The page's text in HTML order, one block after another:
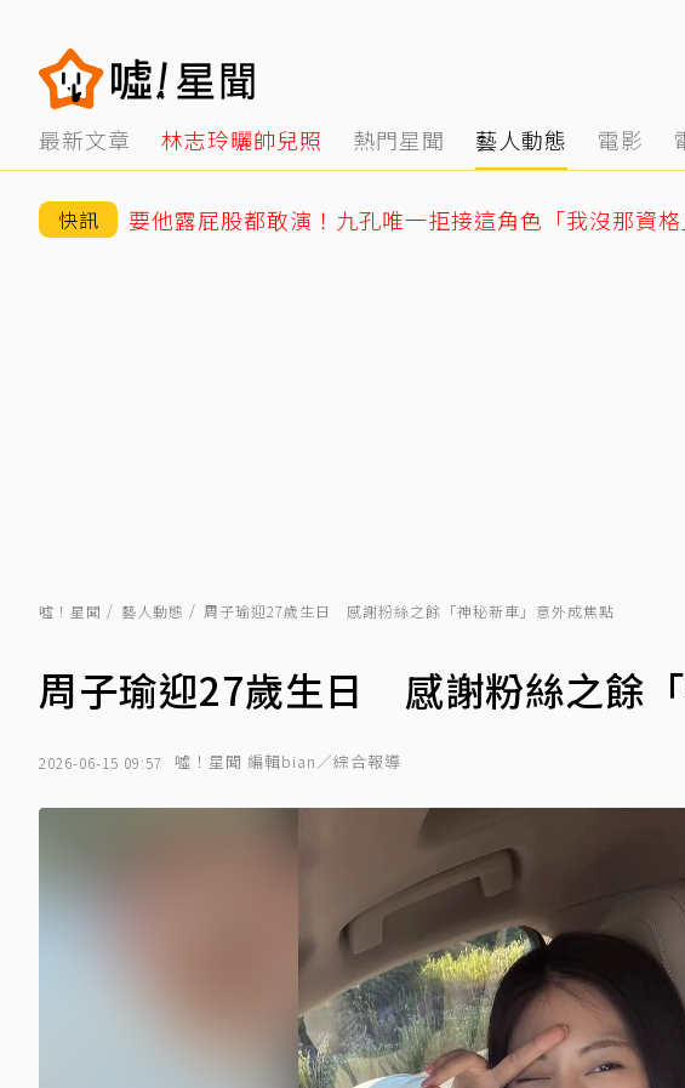
最新文章 林志玲曬帥兒照 熱門星聞 藝人動態 電影
快訊 要他露屁股都敢演！九孔唯一拒接這角色「我沒那資格
噓！星聞 藝人動態 周子瑜迎27歲生日 感謝粉絲之餘「神秘新車」意外成焦點
周子瑜迎27歲生日 感謝粉絲之餘
2026-06-15 09:57 噓！星聞 編輯bian／綜合報導